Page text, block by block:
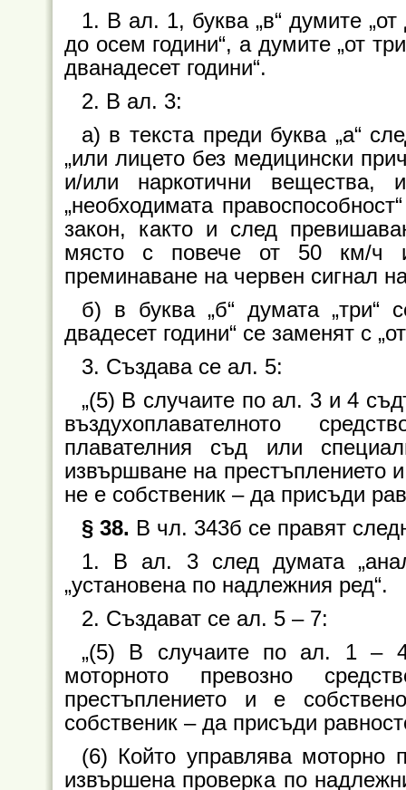
1. В ал. 1, буква „в“ думите
до осем години“, а думите „от
дванадесет години“.
2. В ал. 3:
а) в текста преди буква „а“
„или лицето без медицински
и/или наркотични вещества,
„необходимата
закон, както и след
място с повече от 50 км/ч
преминаване на червен сигнал
б) в буква „б“ думата „три“
двадесет години“ се заменят с
3. Създава се ал. 5:
„(5) В случаите по ал. 3 и 4
въздухоплавателното
плавателния съд или
извършване на престъплението
не е собственик – да присъди
§ 38. В чл. 343б се правят
1. В ал. 3 след думата
„установена по надлежния ред“.
2. Създават се ал. 5 – 7:
„(5) В случаите по ал. 1 –
моторното превозно
престъплението и е
собственик – да присъди
(6) Който управлява моторно
извършена проверка по